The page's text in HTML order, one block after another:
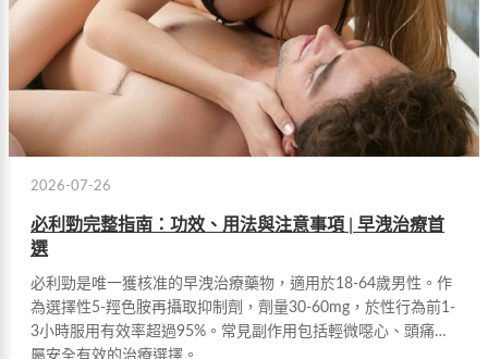
2026-07-26
必利勁完整指南：功效、用法與注意事項 | 早洩治療首
選
必利勁是唯一獲核准的早洩治療藥物，適用於18-64歲男性。作
為選擇性5-羥色胺再攝取抑制劑，劑量30-60mg，於性行為前1-
3小時服用有效率超過95%。常見副作用包括輕微噁心、頭痛，
屬安全有效的治療選擇。